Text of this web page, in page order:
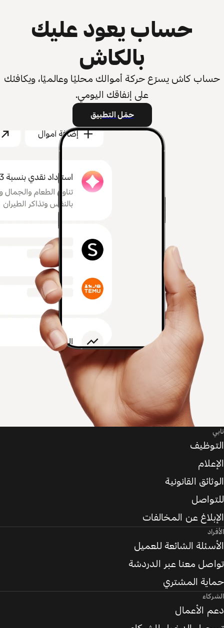
حساب يعود عليك
بالكاش
حساب كاش يسرّع حركة أموالك محليًا وعالميًا، ويكافئك
على إنفاقك اليومي.
حمّل التطبيق
تابي
التوظيف
الإعلام
الوثائق القانونية
للتواصل
الإبلاغ عن المخالفات
الأفراد
الأسئلة الشائعة للعميل
تواصل معنا عبر الدردشة
حماية المشتري
الشركاء
دعم الأعمال